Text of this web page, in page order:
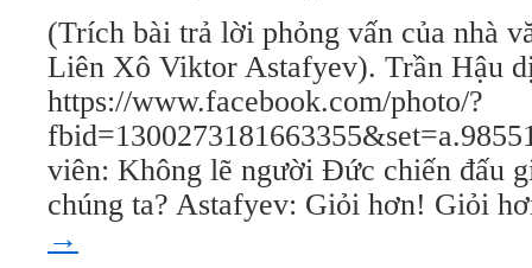
(Trích bài trả lời phỏng vấn của nhà
Liên Xô Viktor Astafyev). Trần Hậu
https://www.facebook.com/photo/?
viên: Không lẽ người Đức chiến đấu
chúng ta? Astafyev: Giỏi hơn! Giỏi
→